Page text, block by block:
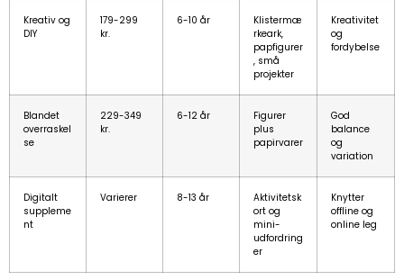
Kreativ og
DIY
179-299
kr.
6-10 år
Klistermæ
rkeark,
papfigurer
, små
projekter
Kreativitet
og
fordybelse
Blandet
overraskel
se
229-349
kr.
6-12 år
Figurer
plus
papirvarer
God
balance
og
variation
Digitalt
suppleme
nt
Varierer 8-13 år
Aktivitetsk
ort og
mini-
udfordring
er
Knytter
offline og
online leg